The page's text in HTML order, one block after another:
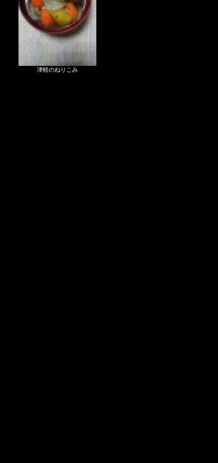
津軽のねりこみ